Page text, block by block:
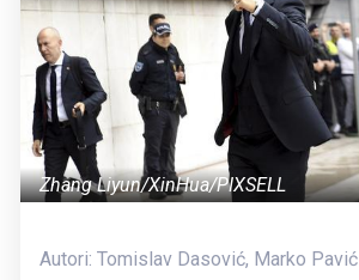
Zhang Liyun/XinHua/PIXSELL
Autori: Tomislav Dasović, Marko Pavić